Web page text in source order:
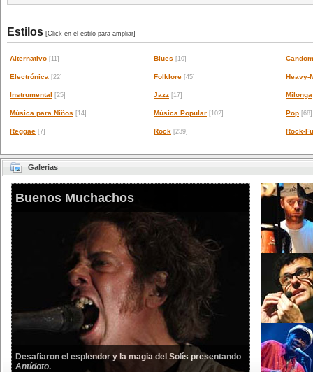
Estilos [Click en el estilo para ampliar]
Alternativo [11] Blues [10]
Electrónica [22] Folklore [45] Heavy-
Instrumental [25] Jazz [17] Milonga
Música para Niños [14] Música Popular [102] Pop [68]
Reggae [7] Rock [239] Rock-
Galerias
Buenos Muchachos
Desafiaron el esplendor y la magia del Solís presentando
Antídoto.